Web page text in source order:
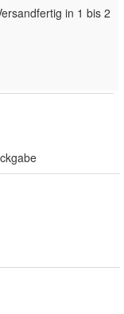
in 1 bis 2